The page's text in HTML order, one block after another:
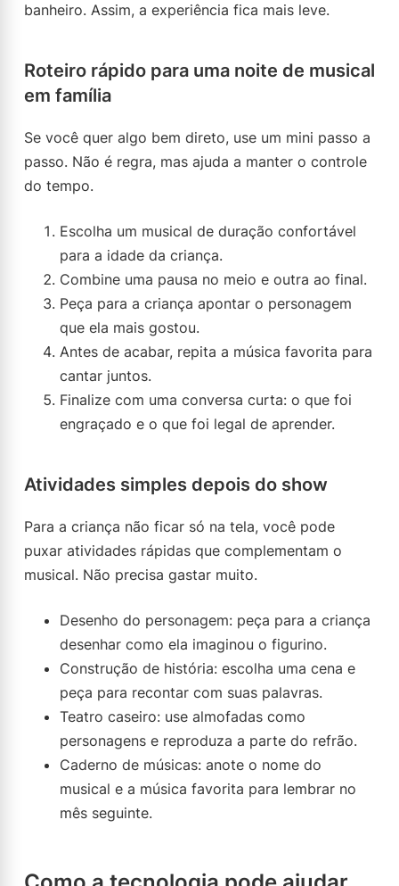
banheiro. Assim, a experiência fica mais leve.
Roteiro rápido para uma noite de musical
em família
Se você quer algo bem direto, use um mini passo a
passo. Não é regra, mas ajuda a manter o controle
do tempo.
Escolha um musical de duração confortável
para a idade da criança.
Combine uma pausa no meio e outra ao final.
Peça para a criança apontar o personagem
que ela mais gostou.
Antes de acabar, repita a música favorita para
cantar juntos.
Finalize com uma conversa curta: o que foi
engraçado e o que foi legal de aprender.
Atividades simples depois do show
Para a criança não ficar só na tela, você pode
puxar atividades rápidas que complementam o
musical. Não precisa gastar muito.
Desenho do personagem: peça para a criança
desenhar como ela imaginou o figurino.
Construção de história: escolha uma cena e
peça para recontar com suas palavras.
Teatro caseiro: use almofadas como
personagens e reproduza a parte do refrão.
Caderno de músicas: anote o nome do
musical e a música favorita para lembrar no
mês seguinte.